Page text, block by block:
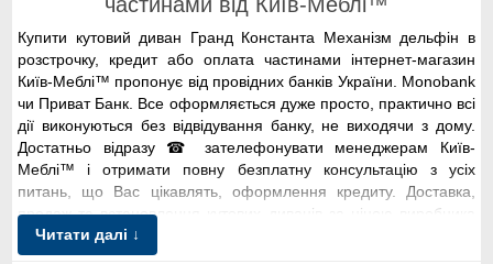
Купити кутовий диван Гранд Константа Механізм дельфін в
розстрочку, кредит або оплата частинами інтернет-магазин
Київ-Меблі™ пропонує від провідних банків України. Monobank
чи Приват Банк. Все оформляється дуже просто, практично всі
дії виконуються без відвідування банку, не виходячи з дому.
Достатньо відразу ☎ зателефонувати менеджерам Київ-
Меблі™ і отримати повну безплатну консультацію з усіх
питань, що Вас цікавлять, оформлення кредиту. Доставка,
продаж та встановлення кутових диванів за ціною виробника
на замовлення; Київ-Меблі™ по Києву, області.
Читати далі ↓